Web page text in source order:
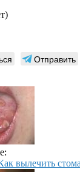
Отправить
вылечить